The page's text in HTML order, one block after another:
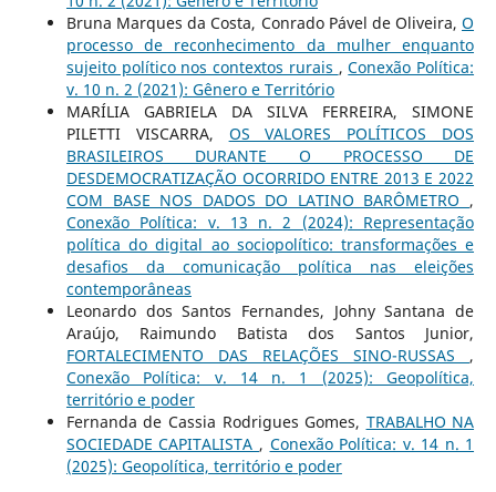
Bruna Marques da Costa, Conrado Pável de Oliveira,O
processo de reconhecimento da mulher enquanto
sujeito político nos contextos rurais ,Conexão Política:
v. 10 n. 2 (2021): Gênero e Território
MARÍLIA GABRIELA DA SILVA FERREIRA, SIMONE
PILETTI VISCARRA, OS VALORES POLÍTICOS DOS
BRASILEIROS DURANTE O PROCESSO DE
DESDEMOCRATIZAÇÃO OCORRIDO ENTRE 2013 E 2022
COM BASE NOS DADOS DO LATINO BARÔMETRO ,
Conexão Política: v. 13 n. 2 (2024): Representação
política do digital ao sociopolítico: transformações e
desafios da comunicação política nas eleições
contemporâneas
Leonardo dos Santos Fernandes, Johny Santana de
Araújo, Raimundo Batista dos Santos Junior,
FORTALECIMENTO DAS RELAÇÕES SINO-RUSSAS ,
Conexão Política: v. 14 n. 1 (2025): Geopolítica,
território e poder
Fernanda de Cassia Rodrigues Gomes, TRABALHO NA
SOCIEDADE CAPITALISTA , Conexão Política: v. 14 n. 1
(2025): Geopolítica, território e poder